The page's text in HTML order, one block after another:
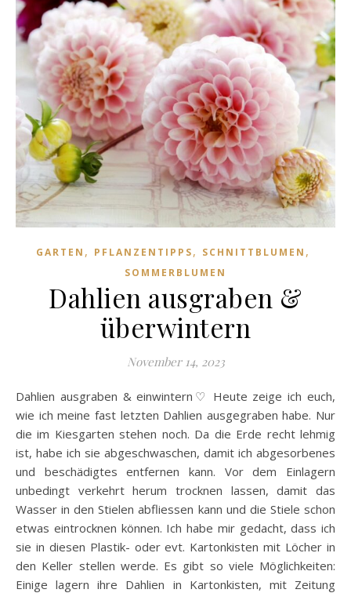
GARTEN , PFLANZENTIPPS, SCHNITTBLUMEN ,
SOMMERBLUMEN
Dahlien ausgraben &
überwintern
November 14, 2023
Dahlien ausgraben & einwintern♡ Heute zeige ich euch,
wie ich meine fast letzten Dahlien ausgegraben habe. Nur
die im Kiesgarten stehen noch. Da die Erde recht lehmig
ist, habe ich sie abgeschwaschen, damit ich abgesorbenes
und beschädigtes entfernen kann. Vor dem Einlagern
unbedingt verkehrt herum trocknen lassen, damit das
Wasser in den Stielen abfliessen kann und die Stiele schon
etwas eintrocknen können. Ich habe mir gedacht, dass ich
sie in diesen Plastik- oder evt. Kartonkisten mit Löcher in
den Keller stellen werde. Es gibt so viele Möglichkeiten:
Einige lagern ihre Dahlien in Kartonkisten, mit Zeitung